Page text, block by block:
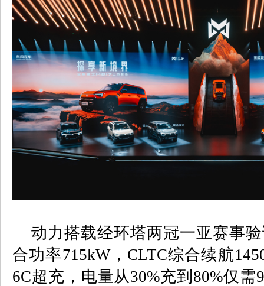
动力搭载经环塔两冠一亚赛事
合功率715kW， CLTC综合续航
6C超充，电量从30%充到 80%仅需